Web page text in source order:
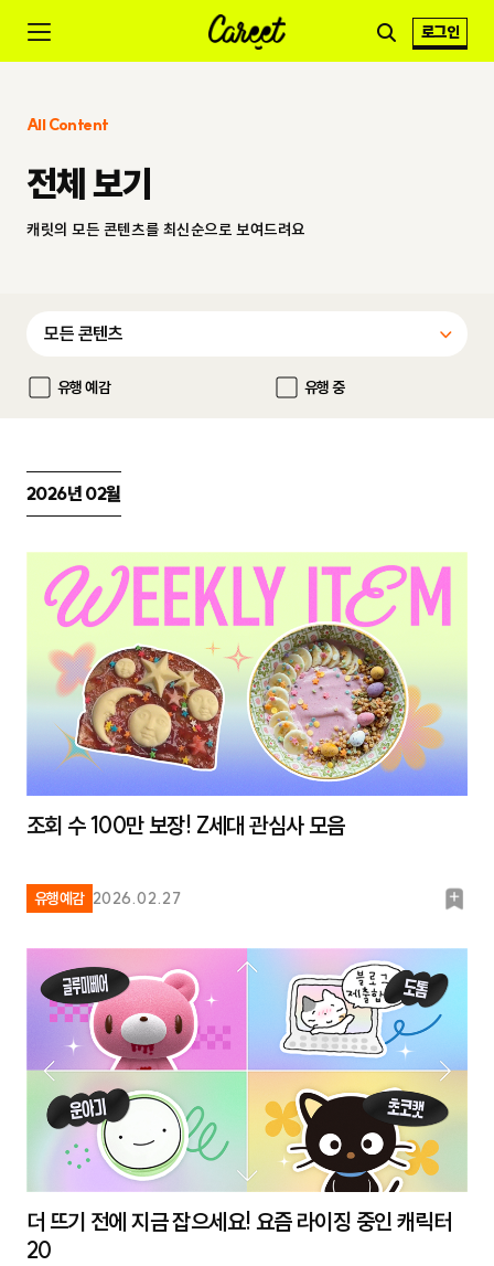
로그인
All Content
전체 보기
캐릿의 모든 콘텐츠를 최신순으로 보여드려요
유행 예감 유행 중
2026년 02월
조회 수 100만 보장! Z세대 관심사 모음
유행예감 2026.02.27
북
크
더 뜨기 전에 지금 잡으세요! 요즘 라이징 중인 캐릭터
20